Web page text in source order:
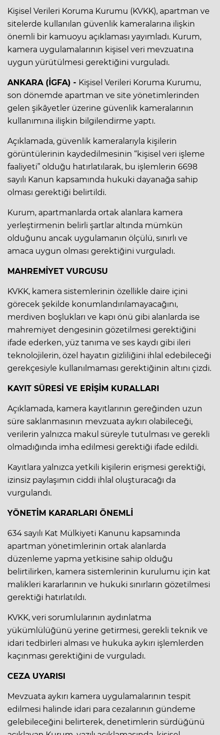
Kişisel Verileri Koruma Kurumu (KVKK), apartman ve
sitelerde kullanılan güvenlik kameralarına ilişkin
önemli bir kamuoyu açıklaması yayımladı. Kurum,
kamera uygulamalarının kişisel veri mevzuatına
uygun yürütülmesi gerektiğini vurguladı.
ANKARA (İGFA) - Kişisel Verileri Koruma Kurumu,
son dönemde apartman ve site yönetimlerinden
gelen şikâyetler üzerine güvenlik kameralarının
kullanımına ilişkin bilgilendirme yaptı.
Açıklamada, güvenlik kameralarıyla kişilerin
görüntülerinin kaydedilmesinin “kişisel veri işleme
faaliyeti” olduğu hatırlatılarak, bu işlemlerin 6698
sayılı Kanun kapsamında hukuki dayanağa sahip
olması gerektiği belirtildi.
Kurum, apartmanlarda ortak alanlara kamera
yerleştirmenin belirli şartlar altında mümkün
olduğunu ancak uygulamanın ölçülü, sınırlı ve
amaca uygun olması gerektiğini vurguladı.
MAHREMİYET VURGUSU
KVKK, kamera sistemlerinin özellikle daire içini
görecek şekilde konumlandırılamayacağını,
merdiven boşlukları ve kapı önü gibi alanlarda ise
mahremiyet dengesinin gözetilmesi gerektiğini
ifade ederken, yüz tanıma ve ses kaydı gibi ileri
teknolojilerin, özel hayatın gizliliğini ihlal edebileceği
gerekçesiyle kullanılmaması gerektiğinin altını çizdi.
KAYIT SÜRESİ VE ERİŞİM KURALLARI
Açıklamada, kamera kayıtlarının gereğinden uzun
süre saklanmasının mevzuata aykırı olabileceği,
verilerin yalnızca makul süreyle tutulması ve gerekli
olmadığında imha edilmesi gerektiği ifade edildi.
Kayıtlara yalnızca yetkili kişilerin erişmesi gerektiği,
izinsiz paylaşımın ciddi ihlal oluşturacağı da
vurgulandı.
YÖNETİM KARARLARI ÖNEMLİ
634 sayılı Kat Mülkiyeti Kanunu kapsamında
apartman yönetimlerinin ortak alanlarda
düzenleme yapma yetkisine sahip olduğu
belirtilirken, kamera sistemlerinin kurulumu için kat
malikleri kararlarının ve hukuki sınırların gözetilmesi
gerektiği hatırlatıldı.
KVKK, veri sorumlularının aydınlatma
yükümlülüğünü yerine getirmesi, gerekli teknik ve
idari tedbirleri alması ve hukuka aykırı işlemlerden
kaçınması gerektiğini de vurguladı.
CEZA UYARISI
Mevzuata aykırı kamera uygulamalarının tespit
edilmesi halinde idari para cezalarının gündeme
gelebileceğini belirterek, denetimlerin sürdüğünü